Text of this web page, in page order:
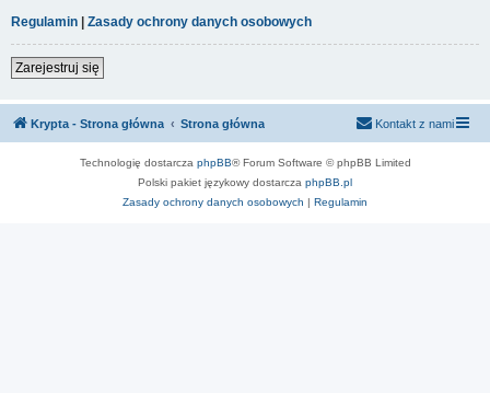
Regulamin | Zasady ochrony danych osobowych
Zarejestruj się
Krypta - Strona główna Strona główna Kontakt z nami
Technologię dostarcza phpBB® Forum Software © phpBB Limited
Polski pakiet językowy dostarcza phpBB.pl
Zasady ochrony danych osobowych | Regulamin